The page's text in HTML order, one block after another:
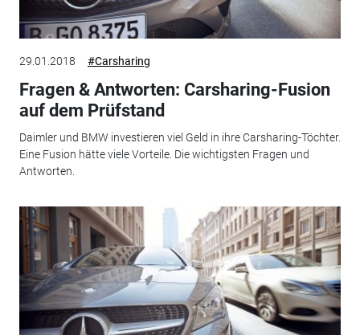
29.01.2018 #Carsharing
Fragen & Antworten: Carsharing-Fusion
auf dem Prüfstand
Daimler und BMW investieren viel Geld in ihre Carsharing-Töchter.
Eine Fusion hätte viele Vorteile. Die wichtigsten Fragen und
Antworten.